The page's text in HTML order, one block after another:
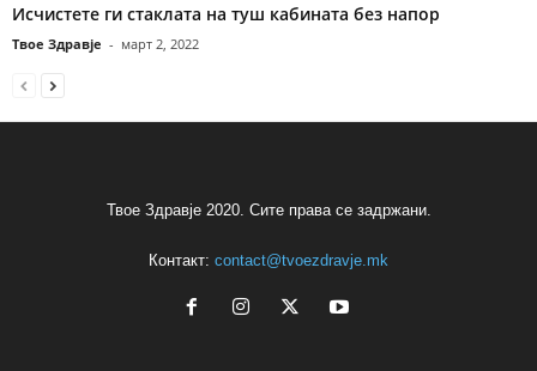
Исчистете ги стаклата на туш кабината без напор
Твое Здравје - март 2, 2022
Твое Здравје 2020. Сите права се задржани.
Контакт: contact@tvoezdravje.mk